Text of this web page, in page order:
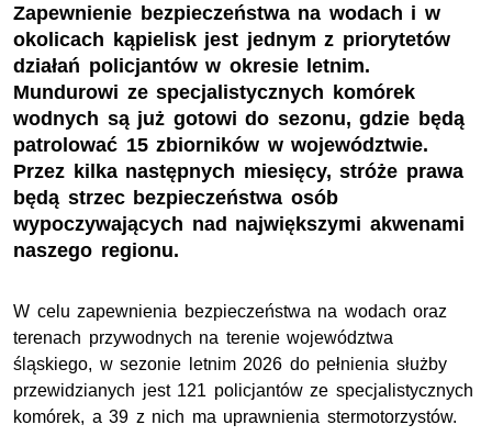
Zapewnienie bezpieczeństwa na wodach i w
okolicach kąpielisk jest jednym z priorytetów
działań policjantów w okresie letnim.
Mundurowi ze specjalistycznych komórek
wodnych są już gotowi do sezonu, gdzie będą
patrolować 15 zbiorników w województwie.
Przez kilka następnych miesięcy, stróże prawa
będą strzec bezpieczeństwa osób
wypoczywających nad największymi akwenami
naszego regionu.
W celu zapewnienia bezpieczeństwa na wodach oraz
terenach przywodnych na terenie województwa
śląskiego, w sezonie letnim 2026 do pełnienia służby
przewidzianych jest 121 policjantów ze specjalistycznych
komórek, a 39 z nich ma uprawnienia stermotorzystów.